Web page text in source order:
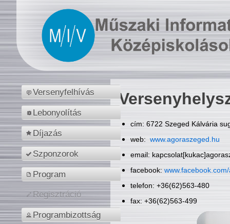
Versenyfelhívás
Lebonyolítás
Díjazás
Szponzorok
Program
Regisztráció
Programbizottság
cím: 6722 Szeged Kálvária
web: www.agoraszeged.hu
email:
facebook:
telefon: +36(62)563-480
fax: +36(62)563-499